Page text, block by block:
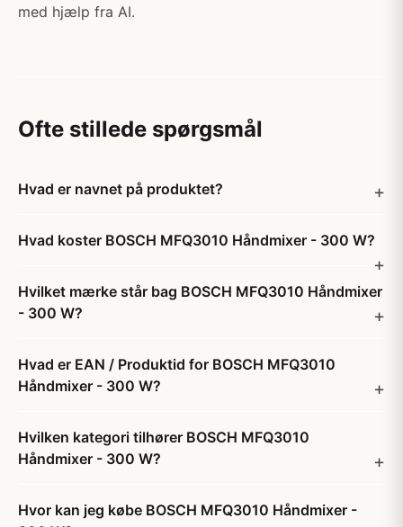
med hjælp fra AI.
Ofte stillede spørgsmål
Hvad er navnet på produktet?
Hvad koster BOSCH MFQ3010 Håndmixer - 300 W?
Hvilket mærke står bag BOSCH MFQ3010 Håndmixer
- 300 W?
Hvad er EAN / Produktid for BOSCH MFQ3010
Håndmixer - 300 W?
Hvilken kategori tilhører BOSCH MFQ3010
Håndmixer - 300 W?
Hvor kan jeg købe BOSCH MFQ3010 Håndmixer -